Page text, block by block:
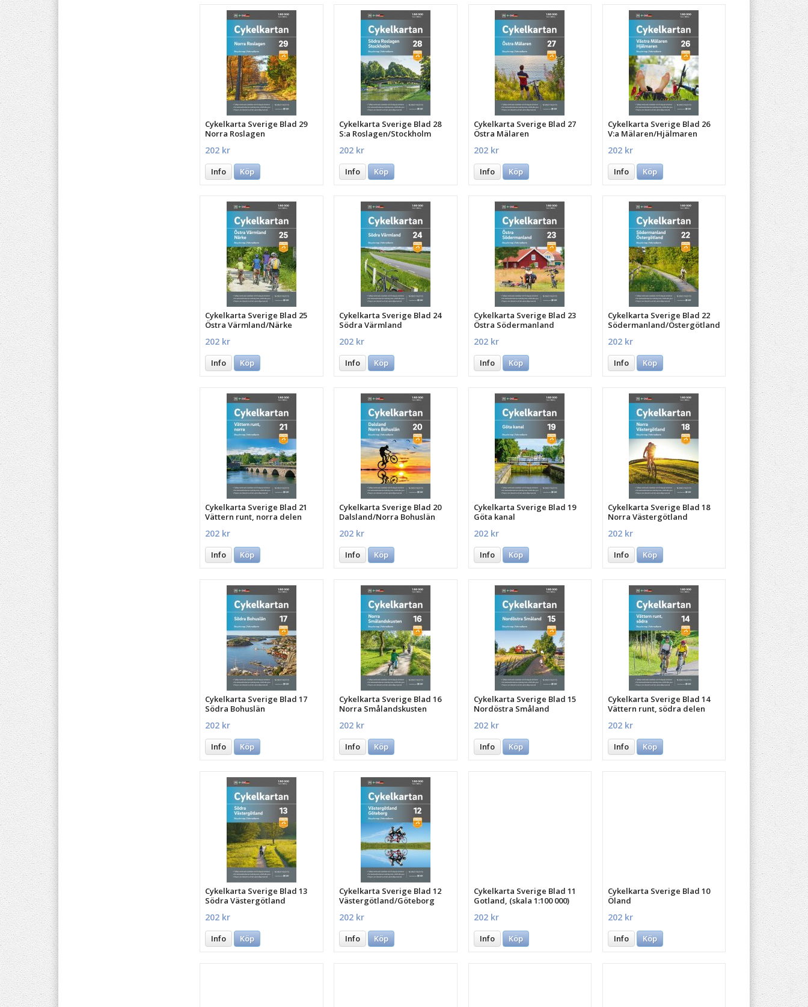
Cykelkarta Sverige Blad 29
Norra Roslagen
202 kr
Info Köp
Cykelkarta Sverige Blad 28
S:a Roslagen/Stockholm
202 kr
Info Köp
Cykelkarta Sverige Blad 27
Östra Mälaren
202 kr
Info Köp
Cykelkarta Sverige Blad 26
V:a Mälaren/Hjälmaren
202 kr
Info Köp
Cykelkarta Sverige Blad 25
Östra Värmland/Närke
202 kr
Info Köp
Cykelkarta Sverige Blad 24
Södra Värmland
202 kr
Info Köp
Cykelkarta Sverige Blad 23
Östra Södermanland
202 kr
Info Köp
Cykelkarta Sverige Blad 22
Södermanland/Östergötland
202 kr
Info Köp
Cykelkarta Sverige Blad 21
Vättern runt, norra delen
202 kr
Info Köp
Cykelkarta Sverige Blad 20
Dalsland/Norra Bohuslän
202 kr
Info Köp
Cykelkarta Sverige Blad 19
Göta kanal
202 kr
Info Köp
Cykelkarta Sverige Blad 18
Norra Västergötland
202 kr
Info Köp
Cykelkarta Sverige Blad 17
Södra Bohuslän
202 kr
Info Köp
Cykelkarta Sverige Blad 16
Norra Smålandskusten
202 kr
Info Köp
Cykelkarta Sverige Blad 15
Nordöstra Småland
202 kr
Info Köp
Cykelkarta Sverige Blad 14
Vättern runt, södra delen
202 kr
Info Köp
Cykelkarta Sverige Blad 13
Södra Västergötland
202 kr
Info Köp
Cykelkarta Sverige Blad 12
Västergötland/Göteborg
202 kr
Info Köp
Cykelkarta Sverige Blad 11
Gotland, (skala 1:100 000)
202 kr
Info Köp
Cykelkarta Sverige Blad 10
Öland
202 kr
Info Köp